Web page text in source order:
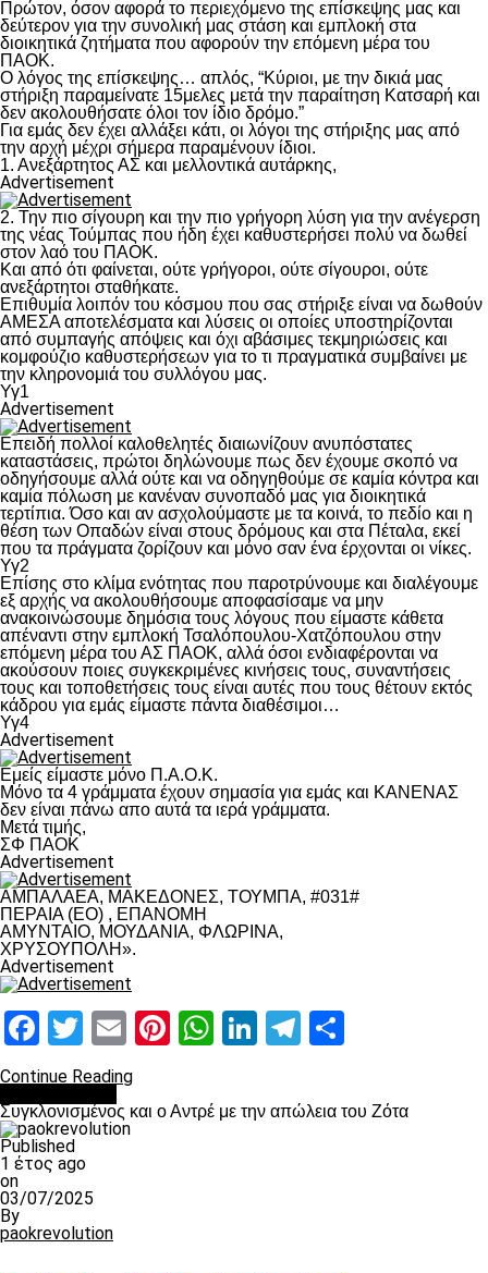
Πρώτον, όσον αφορά το περιεχόμενο της επίσκεψης μας και
δεύτερον για την συνολική μας στάση και εμπλοκή στα
διοικητικά ζητήματα που αφορούν την επόμενη μέρα του
ΠΑΟΚ.
Ο λόγος της επίσκεψης… απλός, “Κύριοι, με την δικιά μας
στήριξη παραμείνατε 15μελες μετά την παραίτηση Κατσαρή και
δεν ακολουθήσατε όλοι τον ίδιο δρόμο.”
Για εμάς δεν έχει αλλάξει κάτι, οι λόγοι της στήριξης μας από
την αρχή μέχρι σήμερα παραμένουν ίδιοι.
1. Ανεξάρτητος ΑΣ και μελλοντικά αυτάρκης,
Advertisement
2. Την πιο σίγουρη και την πιο γρήγορη λύση για την ανέγερση
της νέας Τούμπας που ήδη έχει καθυστερήσει πολύ να δωθεί
στον λαό του ΠΑΟΚ.
Και από ότι φαίνεται, ούτε γρήγοροι, ούτε σίγουροι, ούτε
ανεξάρτητοι σταθήκατε.
Επιθυμία λοιπόν του κόσμου που σας στήριξε είναι να δωθούν
ΑΜΕΣΑ αποτελέσματα και λύσεις οι οποίες υποστηρίζονται
από συμπαγής απόψεις και όχι αβάσιμες τεκμηριώσεις και
κομφούζιο καθυστερήσεων για το τι πραγματικά συμβαίνει με
την κληρονομιά του συλλόγου μας.
Υγ1
Advertisement
Επειδή πολλοί καλοθελητές διαιωνίζουν ανυπόστατες
καταστάσεις, πρώτοι δηλώνουμε πως δεν έχουμε σκοπό να
οδηγήσουμε αλλά ούτε και να οδηγηθούμε σε καμία κόντρα και
καμία πόλωση με κανέναν συνοπαδό μας για διοικητικά
τερτίπια. Όσο και αν ασχολούμαστε με τα κοινά, το πεδίο και η
θέση των Οπαδών είναι στους δρόμους και στα Πέταλα, εκεί
που τα πράγματα ζορίζουν και μόνο σαν ένα έρχονται οι νίκες.
Υγ2
Επίσης στο κλίμα ενότητας που παροτρύνουμε και διαλέγουμε
εξ αρχής να ακολουθήσουμε αποφασίσαμε να μην
ανακοινώσουμε δημόσια τους λόγους που είμαστε κάθετα
απέναντι στην εμπλοκή Τσαλόπουλου-Χατζόπουλου στην
επόμενη μέρα του ΑΣ ΠΑΟΚ, αλλά όσοι ενδιαφέρονται να
ακούσουν ποιες συγκεκριμένες κινήσεις τους, συναντήσεις
τους και τοποθετήσεις τους είναι αυτές που τους θέτουν εκτός
κάδρου για εμάς είμαστε πάντα διαθέσιμοι…
Υγ4
Advertisement
Εμείς είμαστε μόνο Π.Α.Ο.Κ.
Μόνο τα 4 γράμματα έχουν σημασία για εμάς και ΚΑΝΕΝΑΣ
δεν είναι πάνω απο αυτά τα ιερά γράμματα.
Μετά τιμής,
ΣΦ ΠΑΟΚ
Advertisement
ΑΜΠΑΛΑΕΑ, ΜΑΚΕΔΟΝΕΣ, ΤΟΥΜΠΑ, #031#
ΠΕΡΑΙΑ (ΕΟ) , ΕΠΑΝΟΜΗ
ΑΜΥΝΤΑΙΟ, ΜΟΥΔΑΝΙΑ, ΦΛΩΡΙΝΑ,
ΧΡΥΣΟΥΠΟΛΗ».
Advertisement
Facebook
Twitter
EmailPinterest
WhatsApp
LinkedIn
Telegram
Continue Reading
Συγκλονισμένος και ο Αντρέ με την απώλεια του Ζότα
Published
1 έτος ago
on
03/07/2025
By
paokrevolution